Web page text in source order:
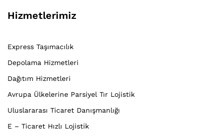
Hizmetlerimiz
Express Taşımacılık
Depolama Hizmetleri
Dağıtım Hizmetleri
Avrupa Ülkelerine Parsiyel Tır Lojistik
Uluslararası Ticaret Danışmanlığı
E – Ticaret Hızlı Lojistik